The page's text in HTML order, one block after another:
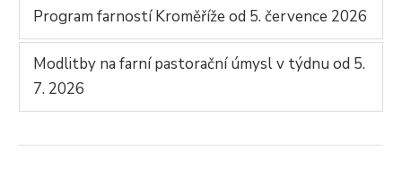
Program farností Kroměříže od 5. července 2026
Modlitby na farní pastorační úmysl v týdnu od 5.
7. 2026